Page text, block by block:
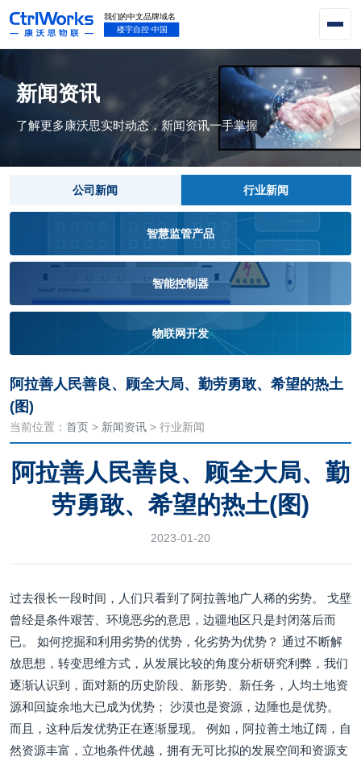
新闻资讯
了解更多康沃思实时动态，新闻资讯一手掌握
公司新闻 行业新闻
智慧监管产品
智能控制器
物联网开发
阿拉善人民善良、顾全大局、勤劳勇敢、希望的热土
(图)
当前位置： 首页 > 新闻资讯 > 行业新闻
阿拉善人民善良、顾全大局、勤
劳勇敢、希望的热土(图)
2023-01-20
过去很长一段时间，人们只看到了阿拉善地广人稀的劣势。 戈壁
曾经是条件艰苦、环境恶劣的意思，边疆地区只是封闭落后而
已。 如何挖掘和利用劣势的优势，化劣势为优势？ 通过不断解
放思想，转变思维方式，从发展比较的角度分析研究利弊，我们
逐渐认识到，面对新的历史阶段、新形势、新任务，人均土地资
源和回旋余地大已成为优势； 沙漠也是资源，边陲也是优势。
而且，这种后发优势正在逐渐显现。 例如，阿拉善土地辽阔，自
然资源丰富，立地条件优越，拥有无可比拟的发展空间和资源支